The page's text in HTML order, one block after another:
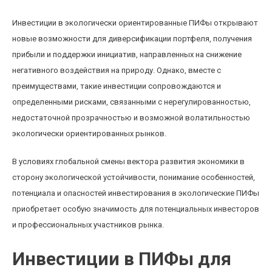
Инвестиции в экологически ориентированные ПИФы открывают
новые возможности для диверсификации портфеля, получения
прибыли и поддержки инициатив, направленных на снижение
негативного воздействия на природу. Однако, вместе с
преимуществами, такие инвестиции сопровождаются и
определенными рисками, связанными с нерегулированностью,
недостаточной прозрачностью и возможной волатильностью
экологически ориентированных рынков.
В условиях глобальной смены вектора развития экономики в
сторону экологической устойчивости, понимание особенностей,
потенциала и опасностей инвестирования в экологические ПИФы
приобретает особую значимость для потенциальных инвесторов
и профессиональных участников рынка.
Инвестиции в ПИФы для